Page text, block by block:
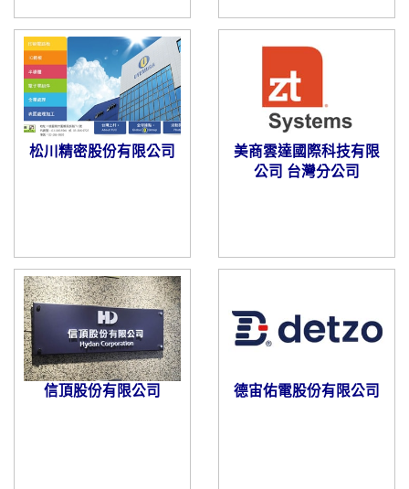
松川精密股份有限公司
美商雲達國際科技有限
公司 台灣分公司
信頂股份有限公司 德宙佑電股份有限公司